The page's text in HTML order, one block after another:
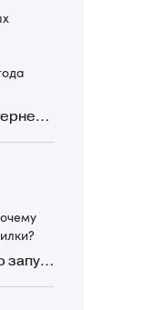
Доски объявлений в интернете: какие лучше и безопаснее? Сравниваем 5 популярных
В Директе теперь можно запускать Премиум-билборд для мобильных устройств